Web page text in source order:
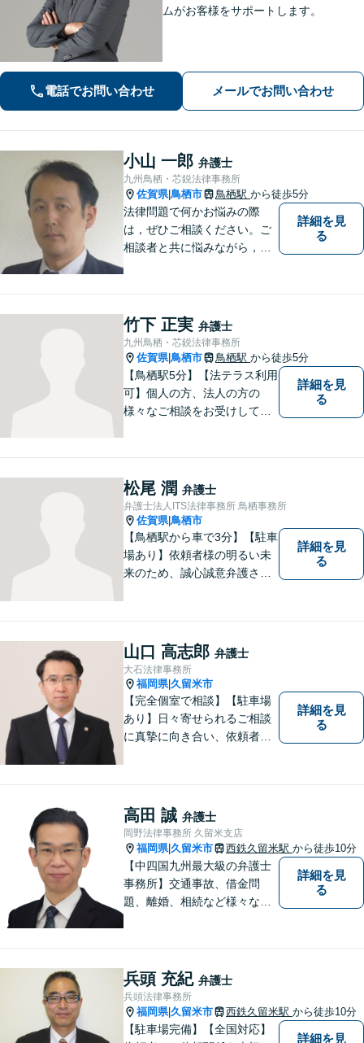
ムがお客様をサポートします。
電話でお問い合わせ メールでお問い合わせ
小山 一郎 弁護士
九州鳥栖・芯鋭法律事務所
佐賀県|鳥栖市 鳥栖駅 から徒歩5分
法律問題で何かお悩みの際
は，ぜひご相談ください。ご
相談者と共に悩みながら，い
詳細を見
る
竹下 正実 弁護士
九州鳥栖・芯鋭法律事務所
佐賀県|鳥栖市 鳥栖駅 から徒歩5分
【鳥栖駅5分】【法テラス利用
可】個人の方、法人の方の
様々なご相談をお受けしてお
案いたします。【債務整理・
残業代請求については初回面
談無料】【土日祝・夜間相談
可】
詳細を見
る
松尾 潤 弁護士
弁護士法人ITS法律事務所 鳥栖事務所
佐賀県|鳥栖市
【鳥栖駅から車で3分】【駐車
場あり】依頼者様の明るい未
来のため、誠心誠意弁護させ
す。インターネット／刑事／
相続など、幅広い困りごとに
対応可能！【完全個室で対
応】
詳細を見
る
山口 高志郎 弁護士
大石法律事務所
福岡県|久留米市
【完全個室で相談】【駐車場
あり】日々寄せられるご相談
に真摯に向き合い、依頼者の
す法人・個人の方々には、経
営課題の解決に向けた最適な
法的サポートを提供し、安定
した経営基盤の構築をお手伝
いいたします。
詳細を見
る
高田 誠 弁護士
岡野法律事務所 久留米支店
福岡県|久留米市 西鉄久留米駅 から徒歩10分
【中四国九州最大級の弁護士
事務所】交通事故、借金問
題、離婚、相続など様々な問
い！
詳細を見
る
兵頭 充紀 弁護士
兵頭法律事務所
福岡県|久留米市 西鉄久留米駅 から徒歩10分
【駐車場完備】【全国対応】
詳細を見